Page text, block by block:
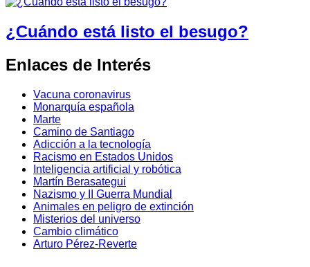
¿Cuándo está listo el besugo?
Enlaces de Interés
Vacuna coronavirus
Monarquía española
Marte
Camino de Santiago
Adicción a la tecnología
Racismo en Estados Unidos
Inteligencia artificial y robótica
Martín Berasategui
Nazismo y II Guerra Mundial
Animales en peligro de extinción
Misterios del universo
Cambio climático
Arturo Pérez-Reverte